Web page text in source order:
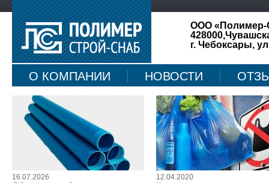
ООО «Полимер-
г. Чебоксары,
О КОМПАНИИ НОВОСТИ
КАРТА САЙТА
16.07.2026 12.04.2020